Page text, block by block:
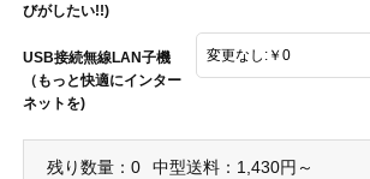
びがしたい!!)
USB接続無線LAN子機
（もっと快適にインター
ネットを)
残り数量：0 中型送料：1,430円～